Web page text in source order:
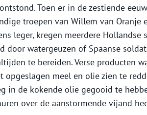
Toen er in de zestiende
troepen van Willem van Oranje
leger, kregen meerdere Hollandse
door watergeuzen of Spaanse
te bereiden. Verse producten
opgeslagen meel en olie zien te
in de kokende olie gegooid te
over de aanstormende vijand